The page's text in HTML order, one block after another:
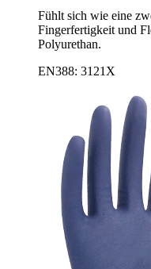
Fühlt sich wie eine
Fingerfertigkeit und
Polyurethan.
EN388: 3121X